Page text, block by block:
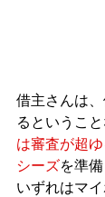
借主さんは
るというこ
は審査が超
シーズを準
いずれはマ